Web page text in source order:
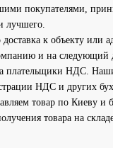
покупателями,
лучшего.
к объекту
и на следующий
плательщики НДС.
НДС и других
товар по Киеву
товара на